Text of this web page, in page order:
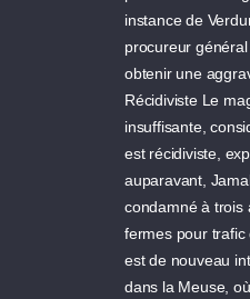
instance de
procureur
obtenir une
Récidiviste Le
insuffisante,
est récidiviste,
auparavant,
condamné à trois
fermes pour trafic
est de nouveau
dans la Meuse,